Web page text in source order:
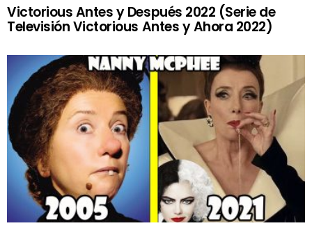
Victorious Antes y Después 2022 (Serie de
Televisión Victorious Antes y Ahora 2022)